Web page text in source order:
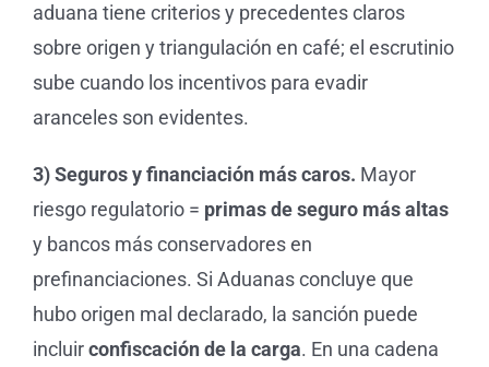
aduana tiene criterios y precedentes claros
sobre origen y triangulación en café; el escrutinio
sube cuando los incentivos para evadir
aranceles son evidentes.
3) Seguros y financiación más caros. Mayor
riesgo regulatorio = primas de seguro más altas
y bancos más conservadores en
prefinanciaciones. Si Aduanas concluye que
hubo origen mal declarado, la sanción puede
incluirconfiscación de la carga. En una cadena